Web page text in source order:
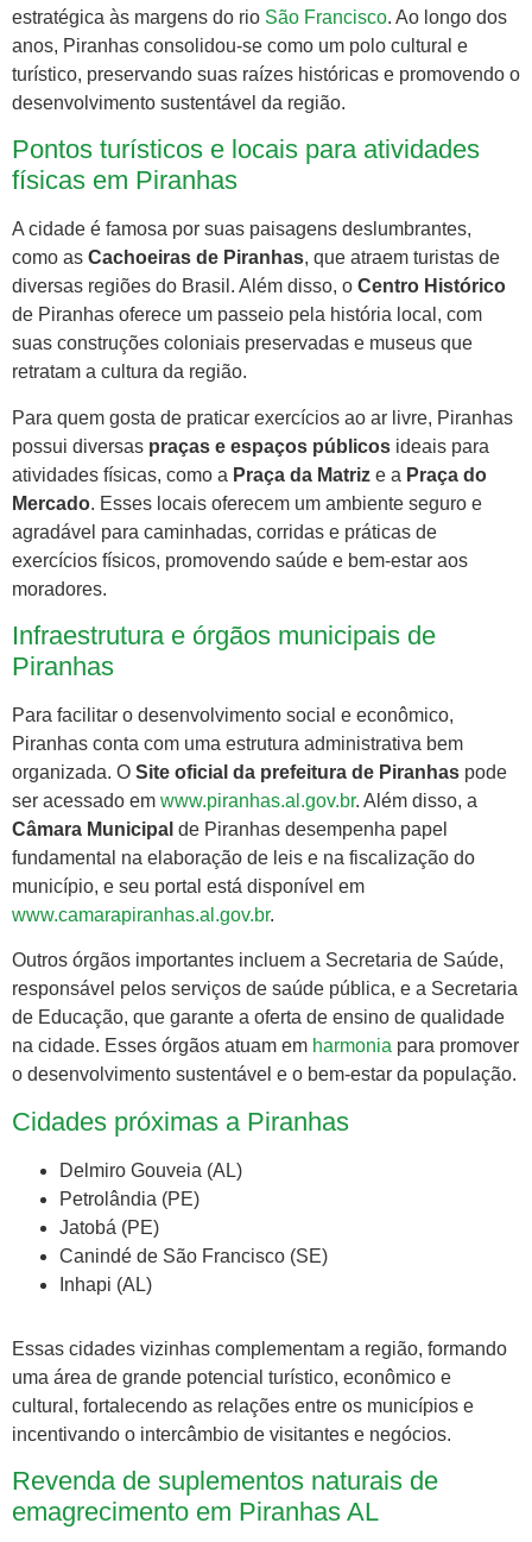
estratégica às margens do rio São Francisco. Ao longo dos
anos, Piranhas consolidou-se como um polo cultural e
turístico, preservando suas raízes históricas e promovendo o
desenvolvimento sustentável da região.
Pontos turísticos e locais para atividades
físicas em Piranhas
A cidade é famosa por suas paisagens deslumbrantes,
como as Cachoeiras de Piranhas, que atraem turistas de
diversas regiões do Brasil. Além disso, o Centro Histórico
de Piranhas oferece um passeio pela história local, com
suas construções coloniais preservadas e museus que
retratam a cultura da região.
Para quem gosta de praticar exercícios ao ar livre, Piranhas
possui diversas praças e espaços públicos ideais para
atividades físicas, como a Praça da Matriz e a Praça do
Mercado. Esses locais oferecem um ambiente seguro e
agradável para caminhadas, corridas e práticas de
exercícios físicos, promovendo saúde e bem-estar aos
moradores.
Infraestrutura e órgãos municipais de
Piranhas
Para facilitar o desenvolvimento social e econômico,
Piranhas conta com uma estrutura administrativa bem
organizada. O Site oficial da prefeitura de Piranhas pode
ser acessado em www.piranhas.al.gov.br. Além disso, a
Câmara Municipal de Piranhas desempenha papel
fundamental na elaboração de leis e na fiscalização do
município, e seu portal está disponível em
www.camarapiranhas.al.gov.br.
Outros órgãos importantes incluem a Secretaria de Saúde,
responsável pelos serviços de saúde pública, e a Secretaria
de Educação, que garante a oferta de ensino de qualidade
na cidade. Esses órgãos atuam em harmonia para promover
o desenvolvimento sustentável e o bem-estar da população.
Cidades próximas a Piranhas
Delmiro Gouveia (AL)
Petrolândia (PE)
Jatobá (PE)
Canindé de São Francisco (SE)
Inhapi (AL)
Essas cidades vizinhas complementam a região, formando
uma área de grande potencial turístico, econômico e
cultural, fortalecendo as relações entre os municípios e
incentivando o intercâmbio de visitantes e negócios.
Revenda de suplementos naturais de
emagrecimento em Piranhas AL